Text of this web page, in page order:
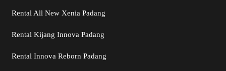
Rental All New Xenia Padang
Rental Kijang Innova Padang
Rental Innova Reborn Padang